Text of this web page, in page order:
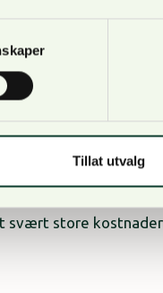
Tillat utvalg
satsingen på
svært store